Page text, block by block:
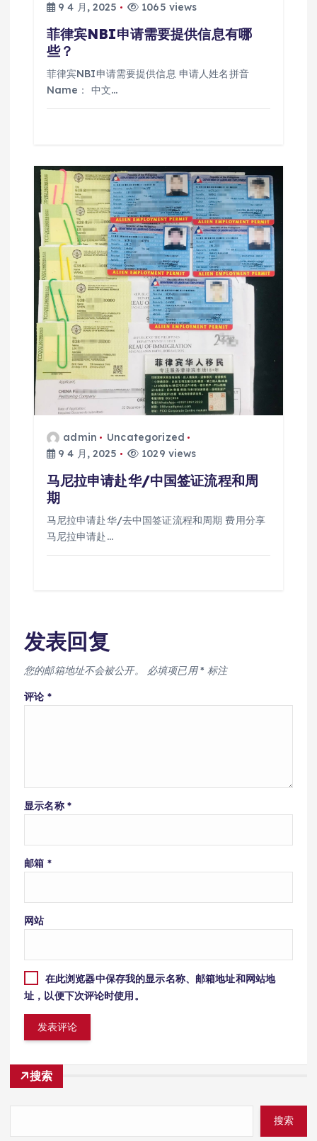
9 4 月, 2025 1065 views
菲律宾NBI申请需要提供信息有哪
些？
菲律宾NBI申请需要提供信息 申请人姓名拼音
Name： 中文…
admin
Uncategorized
9 4 月, 2025
1029 views
马尼拉申请赴华/中国签证流程和周
期
马尼拉申请赴华/去中国签证流程和周期 费用分享
马尼拉申请赴…
发表回复
您的邮箱地址不会被公开。 必填项已用* 标注
评论 *
显示名称 *
邮箱 *
网站
在此浏览器中保存我的显示名称、邮箱地址和网站地
址，以便下次评论时使用。
搜索
搜索